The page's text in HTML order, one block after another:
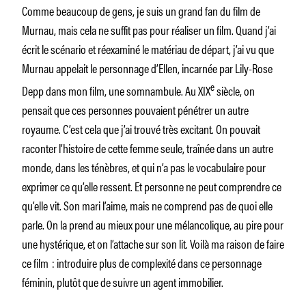
Comme beaucoup de gens, je suis un grand fan du film de
Murnau, mais cela ne suffit pas pour réaliser un film. Quand j’ai
écrit le scénario et réexaminé le matériau de départ, j’ai vu que
Murnau appelait le personnage d’Ellen, incarnée par Lily-Rose
Depp dans mon film, une somnambule. Au XIXesiècle, on
pensait que ces personnes pouvaient pénétrer un autre
royaume. C’est cela que j’ai trouvé très excitant. On pouvait
raconter l’histoire de cette femme seule, traînée dans un autre
monde, dans les ténèbres, et qui n’a pas le vocabulaire pour
exprimer ce qu’elle ressent. Et personne ne peut comprendre ce
qu’elle vit. Son mari l’aime, mais ne comprend pas de quoi elle
parle. On la prend au mieux pour une mélancolique, au pire pour
une hystérique, et on l’attache sur son lit. Voilà ma raison de faire
ce film : introduire plus de complexité dans ce personnage
féminin, plutôt que de suivre un agent immobilier.